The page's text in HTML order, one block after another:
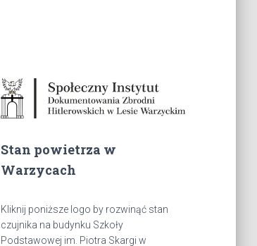
Stan powietrza w
Warzycach
Kliknij poniższe logo by rozwinąć stan
czujnika na budynku Szkoły
Podstawowej im. Piotra Skargi w